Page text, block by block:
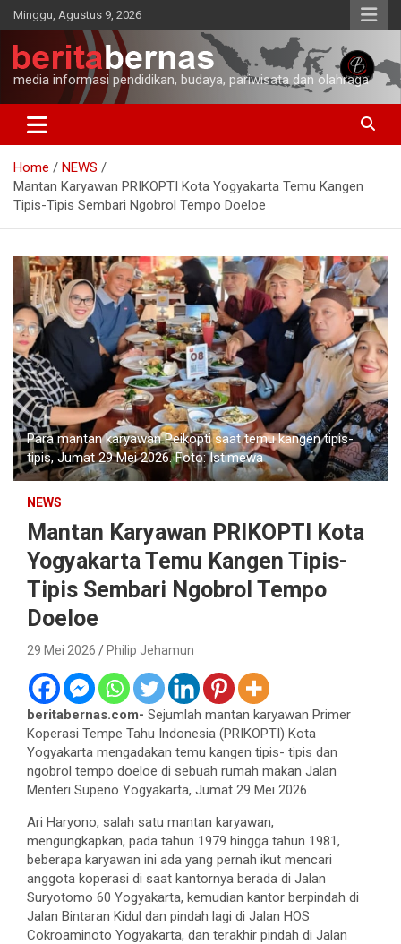
Skip
to
content
Minggu, Agustus 9, 2026
media informasi pendidikan, budaya, pariwisata dan olahraga
Home
NEWS
Mantan Karyawan PRIKOPTI Kota Yogyakarta Temu Kangen
Tipis-Tipis Sembari Ngobrol Tempo Doeloe
Para mantan karyawan Peikopti saat temu kangen tipis-
tipis, Jumat 29 Mei 2026. Foto: Istimewa
NEWS
Mantan Karyawan PRIKOPTI Kota
Yogyakarta Temu Kangen Tipis-
Tipis Sembari Ngobrol Tempo
Doeloe
29 Mei 2026 Philip Jehamun
beritabernas.com- Sejumlah mantan karyawan Primer
Koperasi Tempe Tahu Indonesia (PRIKOPTI) Kota
Yogyakarta mengadakan temu kangen tipis- tipis dan
ngobrol tempo doeloe di sebuah rumah makan Jalan
Menteri Supeno Yogyakarta, Jumat 29 Mei 2026.
Ari Haryono, salah satu mantan karyawan,
mengungkapkan, pada tahun 1979 hingga tahun 1981,
beberapa karyawan ini ada yang pernah ikut mencari
anggota koperasi di saat kantornya berada di Jalan
Suryotomo 60 Yogyakarta, kemudian kantor berpindah di
Jalan Bintaran Kidul dan pindah lagi di Jalan HOS
Cokroaminoto Yogyakarta, dan terakhir pindah di Jalan